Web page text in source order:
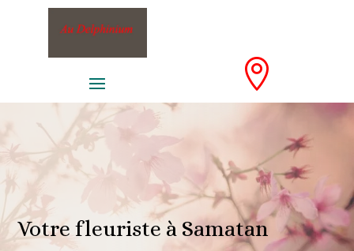

Votre fleuriste à Samatan